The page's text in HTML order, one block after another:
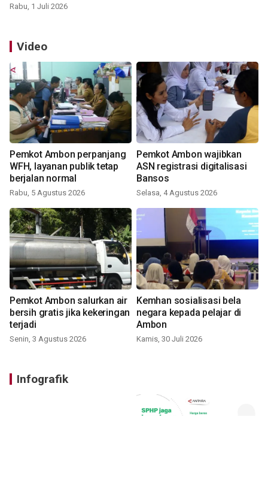
Rabu, 1 Juli 2026
Video
Pemkot Ambon perpanjang
WFH, layanan publik tetap
berjalan normal
Rabu, 5 Agustus 2026
Pemkot Ambon wajibkan
ASN registrasi digitalisasi
Bansos
Selasa, 4 Agustus 2026
Pemkot Ambon salurkan air
bersih gratis jika kekeringan
terjadi
Senin, 3 Agustus 2026
Kemhan sosialisasi bela
negara kepada pelajar di
Ambon
Kamis, 30 Juli 2026
Infografik